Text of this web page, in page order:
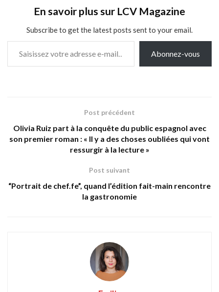
En savoir plus sur LCV Magazine
Subscribe to get the latest posts sent to your email.
Saisissez votre adresse e-mail…
Abonnez-vous
Post précédent
Olivia Ruiz part à la conquête du public espagnol avec
son premier roman : « Il y a des choses oubliées qui vont
ressurgir à la lecture »
Post suivant
“Portrait de chef.fe”, quand l’édition fait-main rencontre
la gastronomie